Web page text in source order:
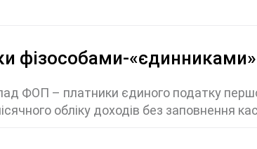
фізособами-«єдинниками»
ФОП – платники єдиного податку
обліку доходів без заповнення